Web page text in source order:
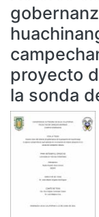
proyecto
la sonda